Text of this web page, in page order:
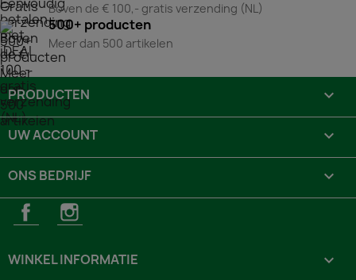
Boven de € 100,- gratis verzending (NL)
500+ producten
Meer dan 500 artikelen
PRODUCTEN 
UW ACCOUNT 
ONS BEDRIJF 
FacebookInstagram
WINKEL INFORMATIE keyboard_arrow_down